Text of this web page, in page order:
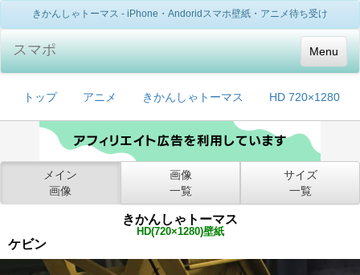
きかんしゃトーマス - iPhone・Andoridスマホ壁紙・アニメ待ち受け
Menu
スマポ
トップ アニメ きかんしゃトーマス HD 720×1280
メイン
画像
画像
一覧
サイズ
一覧
きかんしゃトーマス
HD(720×1280)壁紙
ケビン